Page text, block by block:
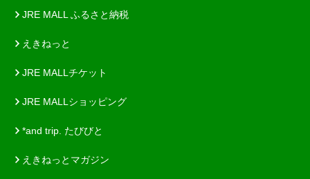
JRE MALL ふるさと納税
えきねっと
JRE MALLチケット
JRE MALLショッピング
*and trip. たびびと
えきねっとマガジン